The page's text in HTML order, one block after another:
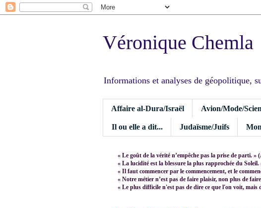
Véronique Chemla
Informations et analyses de géopolitique,
Affaire al-Dura/Israël Avion/Mode/
Il ou elle a dit... Judaïsme/Juifs
« Le goût de la vérité n’empêche pas la prise de parti. »
« La lucidité est la blessure la plus rapprochée du
« Il faut commencer par le commencement, et le
« Notre métier n’est pas de faire plaisir, non plus de
« Le plus difficile n'est pas de dire ce que l'on voit,